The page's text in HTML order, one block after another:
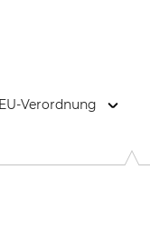
Verordnung